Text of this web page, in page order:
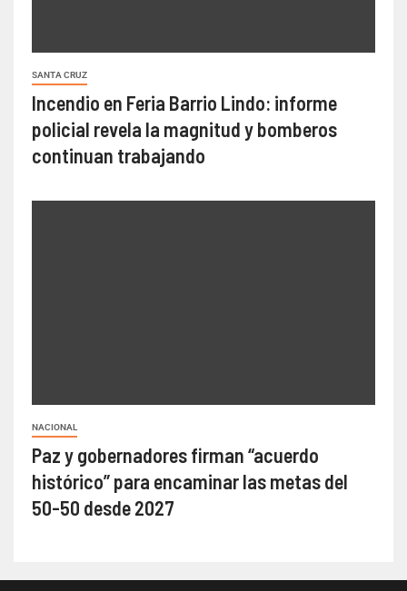
SANTA CRUZ
Incendio en Feria Barrio Lindo: informe
policial revela la magnitud y bomberos
continuan trabajando
NACIONAL
Paz y gobernadores firman “acuerdo
histórico” para encaminar las metas del
50-50 desde 2027